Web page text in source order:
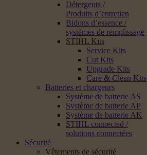
Détergents /
Produits d’entretien
Bidons d’essence /
systèmes de remplissage
STIHL Kits
Service Kits
Cut Kits
Upgrade Kits
Care & Clean Kits
Batteries et chargeurs
Système de batterie AS
Système de batterie AP
Système de batterie AK
STIHL connected /
solutions connectées
Sécurité
Vêtements de sécurité